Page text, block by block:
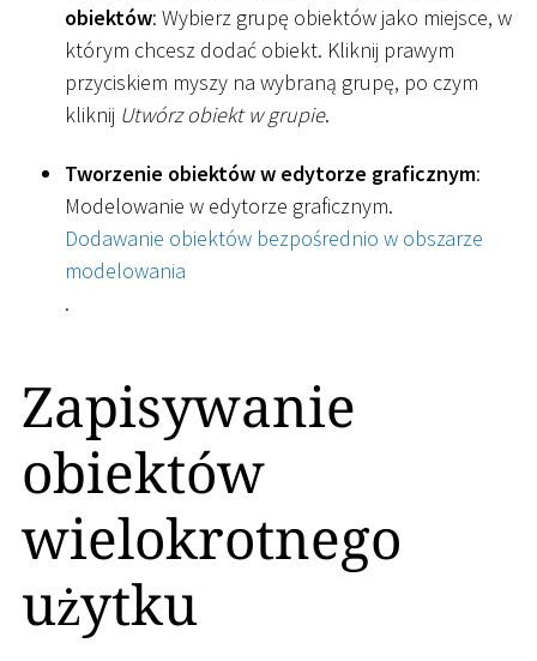
obiektów: Wybierz grupę obiektów jako miejsce, w
którym chcesz dodać obiekt. Kliknij prawym
przyciskiem myszy na wybraną grupę, po czym
kliknij Utwórz obiekt w grupie.
Tworzenie obiektów w edytorze graficznym:
Modelowanie w edytorze graficznym.
Dodawanie obiektów bezpośrednio w obszarze
modelowania
.
Zapisywanie
obiektów
wielokrotnego
użytku